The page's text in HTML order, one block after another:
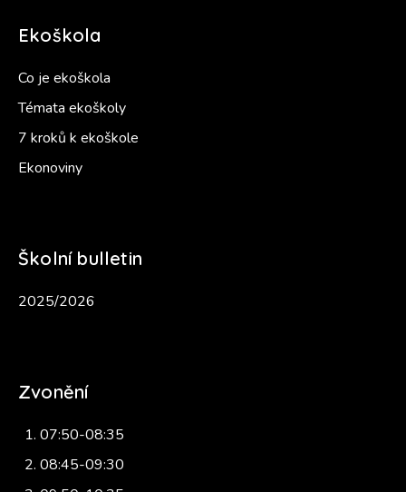
Ekoškola
Co je ekoškola
Témata ekoškoly
7 kroků k ekoškole
Ekonoviny
Školní bulletin
2025/2026
Zvonění
07:50-08:35
08:45-09:30